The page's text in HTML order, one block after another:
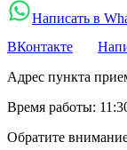
Написать в
ВКонтакте
Адрес пункта
Время работы:
Обратите